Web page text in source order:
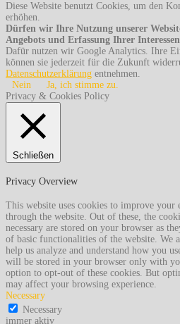
Diese Website benutzt Cookies, um den
erhöhen.
Dürfen wir Ihre Nutzung unserer
Angebots und Erfassung Ihrer
Dafür nutzen wir Google Analytics. Ihre
können sie jederzeit für die Zukunft
Datenschutzerklärung entnehmen.
Nein
Ja, ich stimme zu.
Privacy & Cookies Policy
Schließen
Privacy Overview
This website uses cookies to improve your
through the website. Out of these, the
necessary are stored on your browser as
of basic functionalities of the website. We
help us analyze and understand how you
will be stored in your browser only with
option to opt-out of these cookies. But
may affect your browsing experience.
Necessary
Necessary
immer aktiv